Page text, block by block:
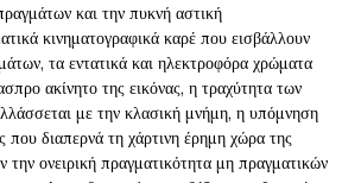
και την πυκνή αστική
κινηματογραφικά καρέ που εισβάλλουν
τα εντατικά και ηλεκτροφόρα χρώματα
ακίνητο της εικόνας, η τραχύτητα των
με την κλασική μνήμη, η υπόμνηση
που διαπερνά τη χάρτινη έρημη χώρα της
την ονειρική πραγματικότητα μη πραγματικών